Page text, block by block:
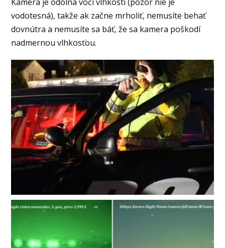
vodotesná), takže ak začne mrholiť, nemusíte behať
dovnútra a nemusíte sa báť, že sa kamera poškodí
nadmernou vlhkosťou.